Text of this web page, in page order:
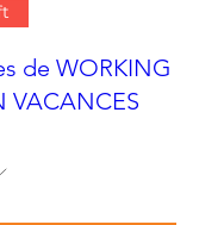
de WORKING
VACANCES